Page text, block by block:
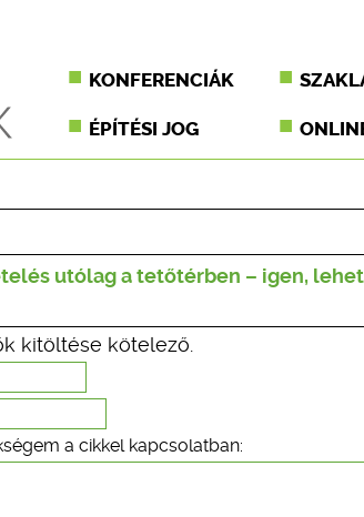
KONFERENCIÁK
ÉPÍTÉSI JOG
utólag a tetőtérben – igen,
kitöltése kötelező.
a cikkel kapcsolatban: